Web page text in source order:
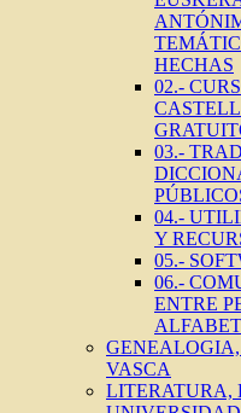
HECHAS
02.-
03.-
04.-
Y
05.-
06.-
ENTRE
VASCA
LITERATURA,